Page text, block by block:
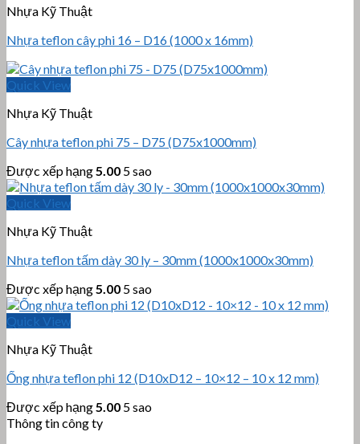
Nhựa Kỹ Thuật
Nhựa teflon cây phi 16 – D16 (1000 x 16mm)
Quick View
Nhựa Kỹ Thuật
Cây nhựa teflon phi 75 – D75 (D75x1000mm)
Được xếp hạng 5.00 5 sao
Quick View
Nhựa Kỹ Thuật
Nhựa teflon tấm dày 30 ly – 30mm (1000x1000x30mm)
Được xếp hạng 5.00 5 sao
Quick View
Nhựa Kỹ Thuật
Ống nhựa teflon phi 12 (D10xD12 – 10×12 – 10 x 12 mm)
Được xếp hạng 5.00 5 sao
Thông tin công ty